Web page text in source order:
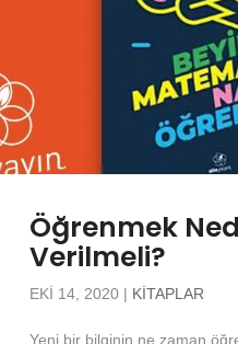
Öğrenmek
Verilmeli?
EKI 14, 2020 | KITAPLAR
Yeni bir bilginin ne zaman